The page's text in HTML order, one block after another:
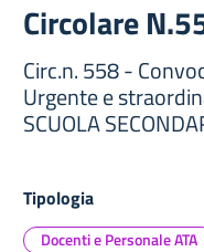
Circolare
Circ.n. 558 -
Urgente e
SCUOLA
Tipologia
Docenti e Personale ATA